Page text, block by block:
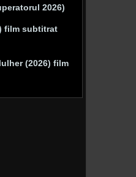
2026)
film subtitrat
(2026) film